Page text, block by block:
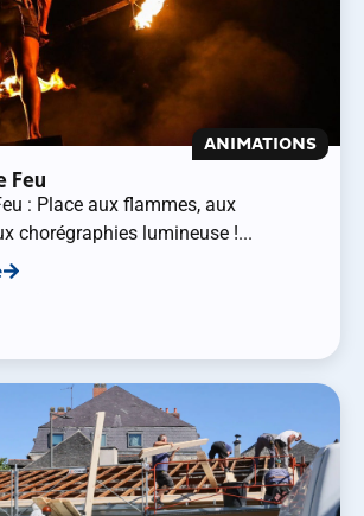
ANIMATIONS
Feu
: Place aux flammes, aux
chorégraphies lumineuse !...